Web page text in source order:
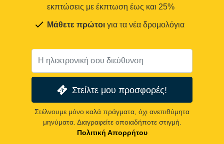
εκπτώσεις με έκπτωση έως και 25%
Μάθετε πρώτοι για τα νέα δρομολόγια
Στείλτε μου προσφορές!
Στέλνουμε μόνο καλά πράγματα, όχι ανεπιθύμητα
μηνύματα. Διαγραφείτε οποιαδήποτε στιγμή.
Πολιτική Απορρήτου